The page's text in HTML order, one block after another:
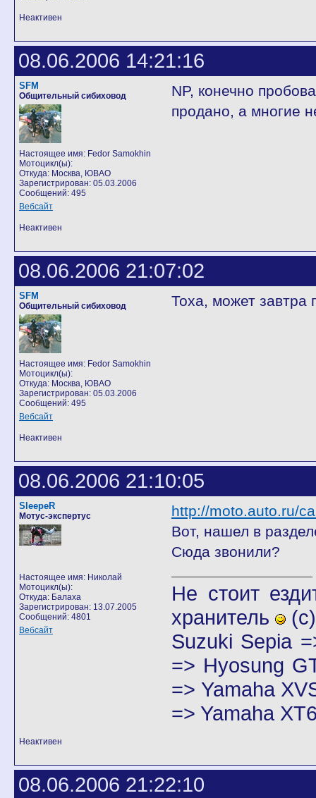
Неактивен
08.06.2006 14:21:16
SFM
Общительный сибиховод
Настоящее имя: Fedor Samokhin
Мотоцикл(ы):
Откуда: Москва, ЮВАО
Зарегистрирован: 05.03.2006
Сообщений: 495
Вебсайт
NP, конечно
продано, а многие
Неактивен
08.06.2006 21:07:02
SFM
Общительный сибиховод
Настоящее имя: Fedor Samokhin
Мотоцикл(ы):
Откуда: Москва, ЮВАО
Зарегистрирован: 05.03.2006
Сообщений: 495
Вебсайт
Тоха, может завтра
Неактивен
08.06.2006 21:10:05
SleepeR
Мотус-экспертус
Настоящее имя: Николай
Мотоцикл(ы):
Откуда: Балаха
Зарегистрирован: 13.07.2005
Сообщений: 4801
Вебсайт
http://moto.auto.ru/
Вот, нашел в
Сюда звонили?
Не стоит
хранитель
(с)
Suzuki Sepia
=> Hyosung
=> Yamaha
=> Yamaha
Неактивен
08.06.2006 21:22:10